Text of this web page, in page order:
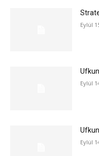
Eylül
Eylül
Eylül